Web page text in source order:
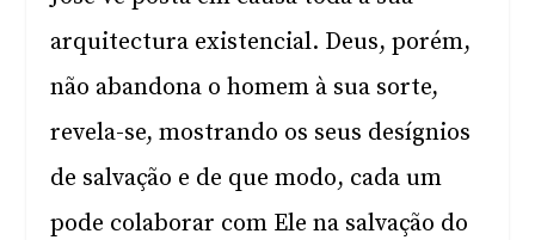
arquitectura existencial. Deus, porém,
não abandona o homem à sua sorte,
revela-se, mostrando os seus desígnios
de salvação e de que modo, cada um
pode colaborar com Ele na salvação do